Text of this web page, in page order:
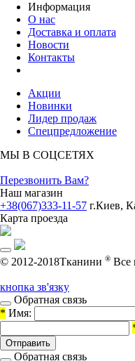
Информация
О нас
Доставка и оплата
Новости
Контакты
Акции
Новинки
Лидер продаж
Спецпредложение
МЫ В СОЦСЕТЯХ
Перезвонить Вам?
Наш магазин
+38(067)333-11-57 г.Киев,
Карта проезда
© 2012-2018Тканини ® Все
кнопка зв'язку
Обратная связь
* Имя:
Обратная связь